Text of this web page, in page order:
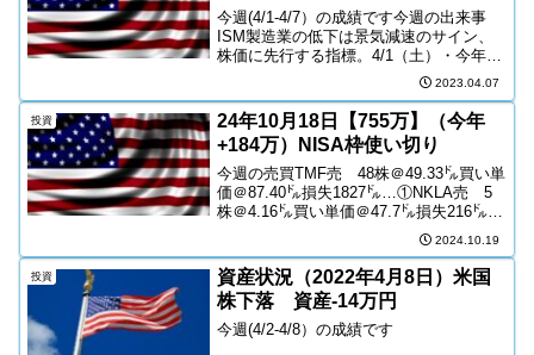
今週(4/1-4/7）の成績です今週の出来事
ISM製造業の低下は景気減速のサイン、
株価に先行する指標。4/1（土）・今年の
高値に NASDAQが続伸---約2カ月ぶりに
今年の高値を更新しました。S&P500も
高値に接近。3月中旬は金融システ...
2023.04.07
投資
24年10月18日【755万】（今年
+184万）NISA枠使い切り
今週の売買TMF売 48株＠49.33㌦買い単
価＠87.40㌦損失1827㌦…①NKLA売 5
株＠4.16㌦買い単価＠47.7㌦損失216㌦…
②上記の合算①＋②2043㌦これは先週の
利益と相殺➡源泉徴収税を0とした。
QQQ買 11株＠498...
2024.10.19
投資
資産状況（2022年4月8日）米国
株下落 資産-14万円
今週(4/2-4/8）の成績です